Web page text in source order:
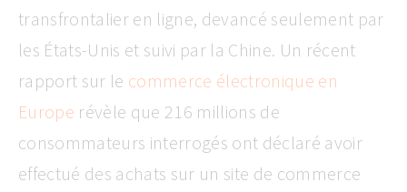
transfrontalier en ligne, devancé seulement par
les États-Unis et suivi par la Chine. Un récent
rapport sur le commerce électronique en
Europe révèle que 216 millions de
consommateurs interrogés ont déclaré avoir
effectué des achats sur un site de commerce